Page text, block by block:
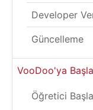
Developer
Güncelleme
VooDoo'ya
Öğretici